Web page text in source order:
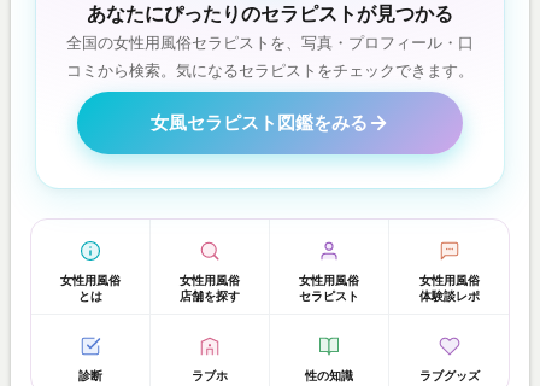
あなたにぴったりのセラピストが見つかる
全国の女性用風俗セラピストを、写真・プロフィール・口
コミから検索。気になるセラピストをチェックできます。
女風セラピスト図鑑をみる
女性用風俗
とは
女性用風俗
店舗を探す
女性用風俗
セラピスト
女性用風俗
体験談レポ
診断 ラブホ 性の知識 ラブグッズ